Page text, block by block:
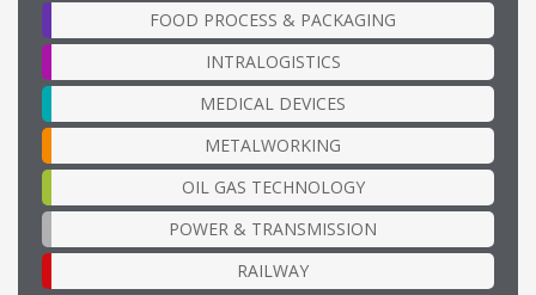
FOOD PROCESS & PACKAGING
INTRALOGISTICS
MEDICAL DEVICES
METALWORKING
OIL GAS TECHNOLOGY
POWER & TRANSMISSION
RAILWAY